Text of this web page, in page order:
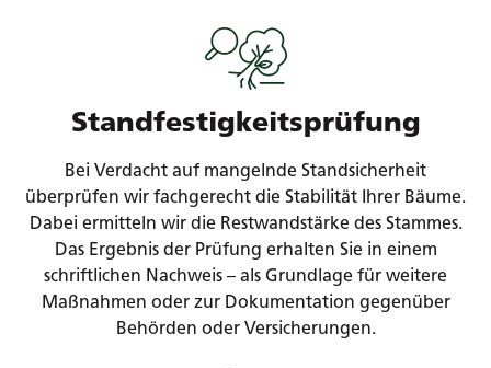
Standfestigkeitsprüfung
Bei Verdacht auf mangelnde Standsicherheit
überprüfen wir fachgerecht die Stabilität Ihrer Bäume.
Dabei ermitteln wir die Restwandstärke des Stammes.
Das Ergebnis der Prüfung erhalten Sie in einem
schriftlichen Nachweis – als Grundlage für weitere
Maßnahmen oder zur Dokumentation gegenüber
Behörden oder Versicherungen.